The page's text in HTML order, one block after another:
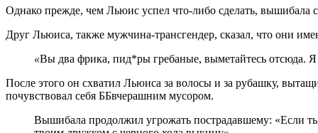
Однако прежде, чем Льюис успел что-либо сделать,
Друг Льюиса, также мужчина-трансгендер, сказал, что они
«Вы два фрика, пид*ры гребаные, выметайтесь отсюда. Я
После этого он схватил Льюиса за волосы и за рубашку,
почувствовал себя ББвчерашним мусором.
Вышибала продолжил угрожать пострадавшему: «Если